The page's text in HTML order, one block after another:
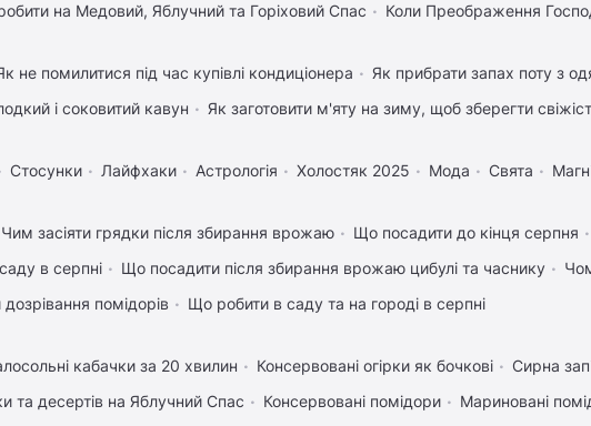
на Медовий, Яблучний та Горіховий Спас
Коли Преображення
не помилитися під час купівлі кондиціонера
Як прибрати запах поту з
і соковитий кавун
Як заготовити м'яту на зиму, щоб зберегти
Стосунки Лайфхаки Астрологія Холостяк 2025 Мода Свята
Чим засіяти грядки після збирання врожаю
Що посадити до кінця серпня
в серпні
Що посадити після збирання врожаю цибулі та часнику
помідорів
Що робити в саду та на городі в серпні
кабачки за 20 хвилин Консервовані огірки як бочкові
Сирна
та десертів на Яблучний Спас
Консервовані помідори
Мариновані